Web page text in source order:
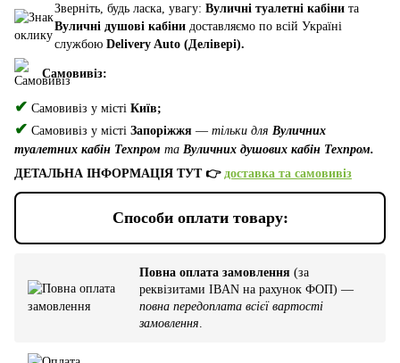
Зверніть, будь ласка, увагу: Вуличні туалетні кабіни та
Вуличні душові кабіни доставляємо по всій Україні
службою Delivery Auto (Делівері).
Самовивіз:
✔ Самовивіз у місті Київ;
✔ Самовивіз у місті Запоріжжя — тільки для Вуличних
туалетних кабін Техпром та Вуличних душових кабін Техпром.
ДЕТАЛЬНА ІНФОРМАЦІЯ ТУТ 👉 доставка та самовивіз
Способи оплати товару:
Повна оплата замовлення (за
реквізитами IBAN на рахунок ФОП) —
повна передоплата всієї вартості
замовлення